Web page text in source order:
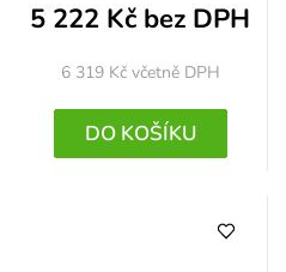
5 222 Kč bez DPH
6 319 Kč včetně DPH
DO KOŠÍKU